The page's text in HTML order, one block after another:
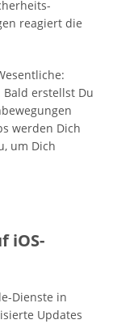
reagiert die
erstellst Du
werden Dich
um Dich
iOS-
Dienste in
Updates